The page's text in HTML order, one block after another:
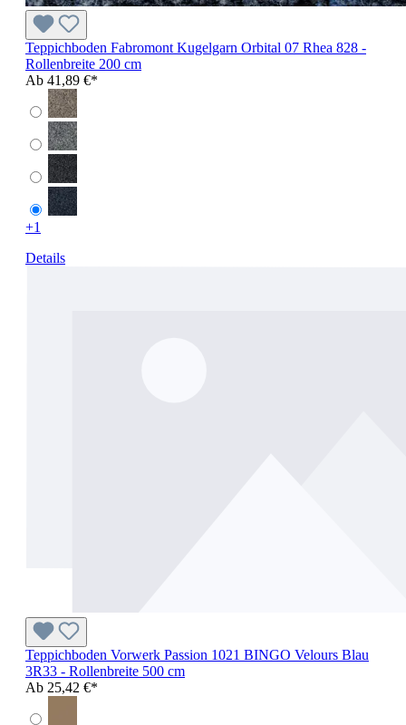
Teppichboden Fabromont Kugelgarn Orbital 07 Rhea 828 -
Rollenbreite 200 cm
Ab 41,89 €*
+1
Details
Teppichboden Vorwerk Passion 1021 BINGO Velours Blau
3R33 - Rollenbreite 500 cm
Ab 25,42 €*